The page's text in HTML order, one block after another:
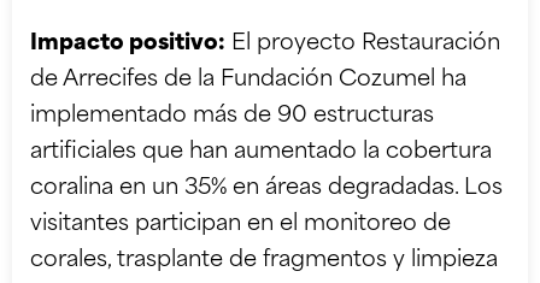
Impacto positivo: El proyecto Restauración
de Arrecifes de la Fundación Cozumel ha
implementado más de 90 estructuras
artificiales que han aumentado la cobertura
coralina en un 35% en áreas degradadas. Los
visitantes participan en el monitoreo de
corales, trasplante de fragmentos y limpieza